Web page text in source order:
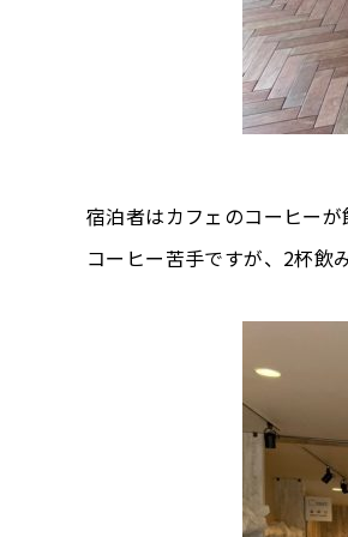
宿泊者はカフェのコーヒーが
コーヒー苦手ですが、2杯飲